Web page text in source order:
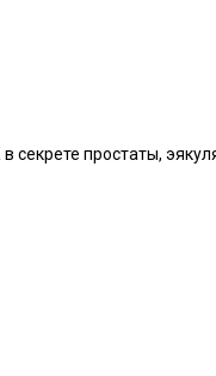
секрете простаты,